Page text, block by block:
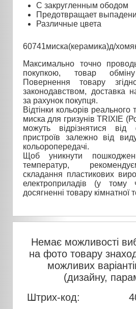
С закругленным ободом
Предотвращает
Различные цвета
60741миска(керамика)д/
Максимально точно
покупкою, товар
Повернення товару
законодавством, доставка
за рахунок покупця.
Відтінки кольорів
миска для гризунів TRIXIE
можуть відрізнятися
пристроїв залежно від
кольоропередачі.
Щоб уникнути
температур,
складання пластикових
електроприладів (у тому
досягненні товару кімнатної
Немає можливості
на фото товару
можливих
(дизайну,
Штрих-код: